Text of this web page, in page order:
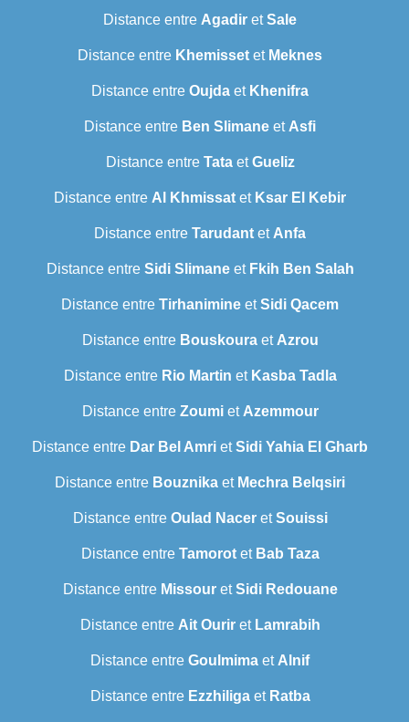
Distance entre Agadir etSale
Distance entre Khemisset et Meknes
Distance entre Oujda et Khenifra
Distance entre Ben Slimane et Asfi
Distance entre TataetGueliz
Distance entre Al Khmissat et Ksar El Kebir
Distance entre Tarudant et Anfa
Distance entre Sidi Slimaneet Fkih Ben Salah
Distance entre Tirhanimine etSidi Qacem
Distance entre Bouskouraet Azrou
Distance entre Rio Martin et Kasba Tadla
Distance entre Zoumiet Azemmour
Distance entre Dar Bel Amri etSidi Yahia El Gharb
Distance entre Bouznika et Mechra Belqsiri
Distance entre Oulad NaceretSouissi
Distance entre Tamorotet Bab Taza
Distance entre MissouretSidi Redouane
Distance entre Ait Ouriret Lamrabih
Distance entre Goulmima et Alnif
Distance entre Ezzhiligaet Ratba